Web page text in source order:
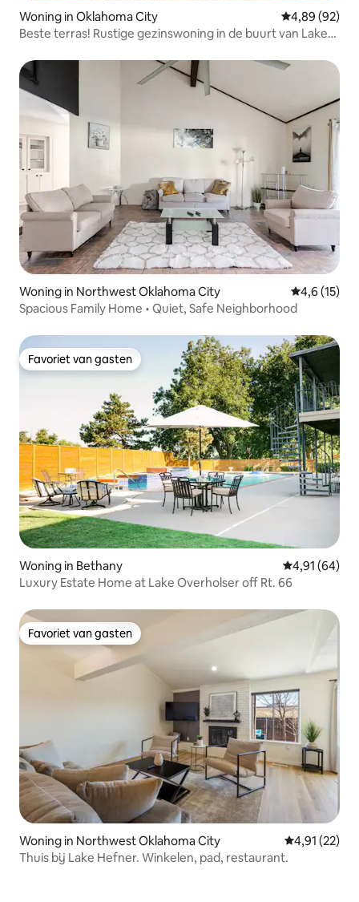
Woning in Oklahoma City Gemiddelde
4,89 (92)
Beste terras! Rustige gezinswoning in de buurt van Lake
Woning in Northwest Oklahoma City
4,6 (15)
Spacious Family Home • Quiet, Safe Neighborhood
Favoriet van gasten
Favoriet van gasten
Woning in Bethany Gemiddelde
4,91 (64)
Luxury Estate Home at Lake Overholser off Rt. 66
Favoriet van gasten
Favoriet van gasten
Woning in Northwest Oklahoma City Gemiddelde
4,91 (22)
Thuis bij Lake Hefner. Winkelen, pad, restaurant.